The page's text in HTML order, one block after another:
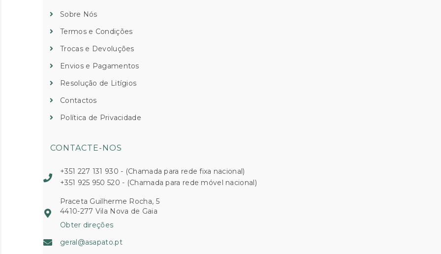
Sobre Nós
Termos e Condições
Trocas e Devoluções
Envios e Pagamentos
Resolução de Litígios
Contactos
Política de Privacidade
CONTACTE-NOS
+351 227 131 930 - (Chamada para rede fixa nacional)
+351 925 950 520 - (Chamada para rede móvel nacional)
Praceta Guilherme Rocha, 5
4410-277 Vila Nova de Gaia
Obter direções
geral@asapato.pt